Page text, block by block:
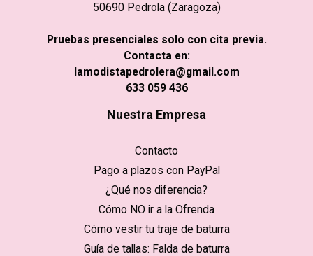
50690 Pedrola (Zaragoza)
Pruebas presenciales solo con cita previa.
Contacta en:
lamodistapedrolera@gmail.com
633 059 436
Nuestra Empresa
Contacto
Pago a plazos con PayPal
¿Qué nos diferencia?
Cómo NO ir a la Ofrenda
Cómo vestir tu traje de baturra
Guía de tallas: Falda de baturra